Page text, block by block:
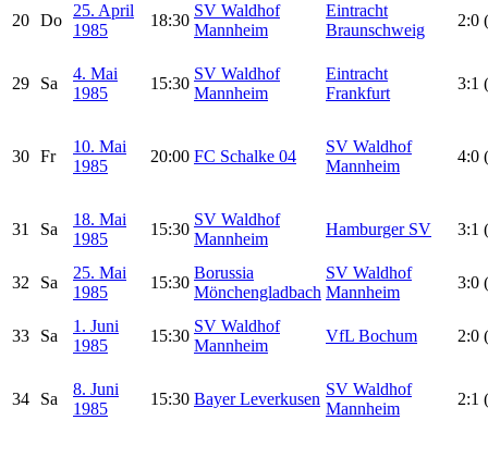
20 Do
25. April
1985
18:30
SV Waldhof
Mannheim
Eintracht
Braunschweig
2:0
29 Sa
4. Mai
1985
15:30
SV Waldhof
Mannheim
Eintracht
Frankfurt
3:1
30 Fr
10. Mai
1985
20:00 FC Schalke 04
SV Waldhof
Mannheim
4:0
31 Sa
18. Mai
1985
15:30
SV Waldhof
Mannheim
Hamburger SV 3:1
32 Sa
25. Mai
1985
15:30
Borussia
Mönchengladbach
SV Waldhof
Mannheim
3:0
33 Sa
1. Juni
1985
15:30
SV Waldhof
Mannheim
VfL Bochum 2:0
34 Sa
8. Juni
1985
15:30 Bayer Leverkusen
SV Waldhof
Mannheim
2:1